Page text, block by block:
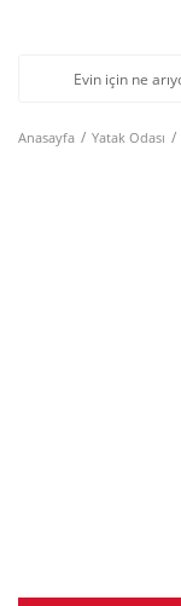
Anasayfa Yatak Odası